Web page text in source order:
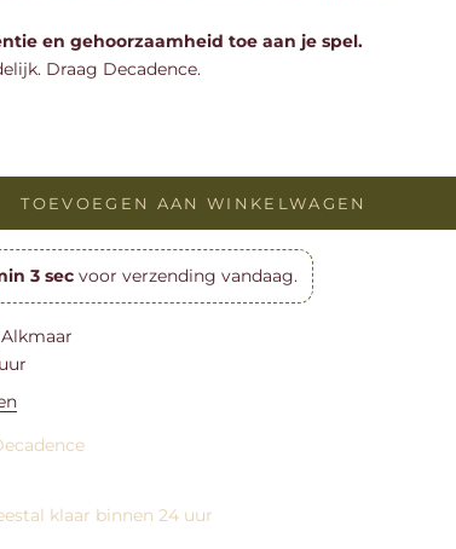
en gehoorzaamheid toe aan je spel.
Draag Decadence.
TOEVOEGEN AAN WINKELWAGEN
2sec voor verzending vandaag.
klaar binnen 24 uur